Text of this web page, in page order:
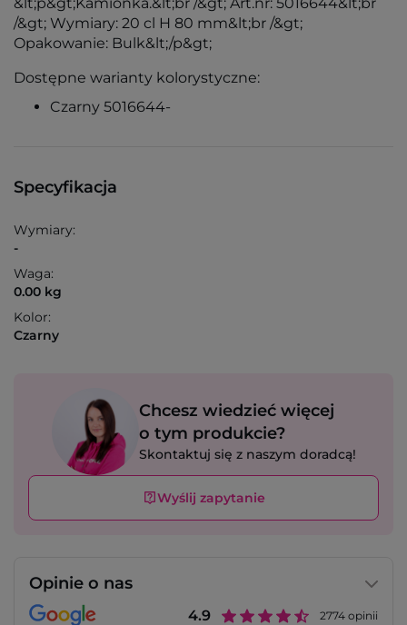
&lt;p&gt;Kamionka.&lt;br /&gt; Art.nr: 5016644&lt;br
/&gt; Wymiary: 20 cl H 80 mm&lt;br /&gt;
Opakowanie: Bulk&lt;/p&gt;
Dostępne warianty kolorystyczne:
Czarny 5016644-
Specyfikacja
Wymiary:
-
Waga:
0.00 kg
Kolor:
Czarny
Chcesz wiedzieć więcej
o tym produkcie?
Skontaktuj się z naszym doradcą!
Wyślij zapytanie
Opinie o nas
4.9 2774 opinii